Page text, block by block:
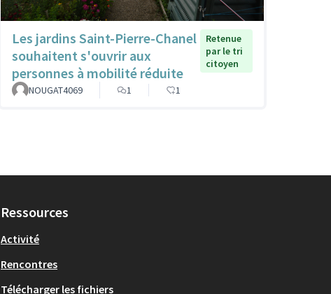
Les jardins Saint-Pierre-Chanel
souhaitent s'ouvrir aux
personnes à mobilité réduite
Retenue
par le tri
citoyen
NOUGAT4069 1 1
Ressources
Activité
Rencontres
Télécharger les fichiers